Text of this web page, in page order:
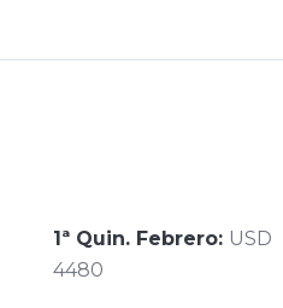
1ª Quin. Febrero: USD
4480